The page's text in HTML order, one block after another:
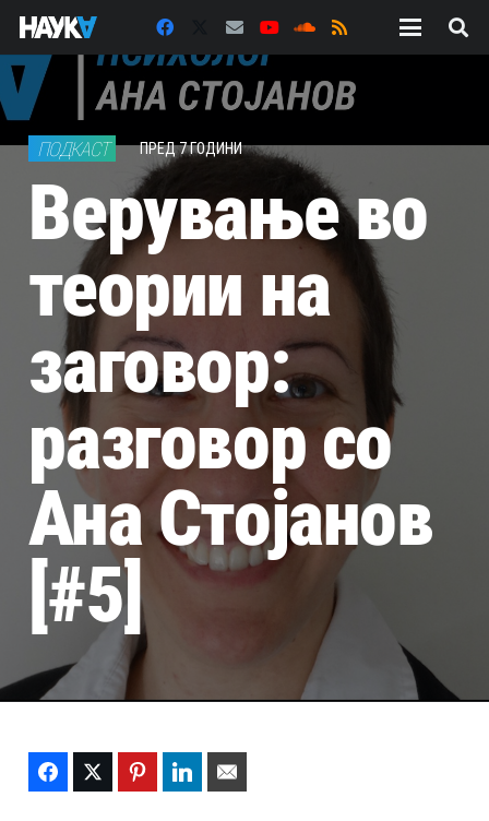
ПОДКАСТ ПРЕД 7 ГОДИНИ
Верување во
теории на
заговор:
разговор со
Ана Стојанов
[#5]
FacebookTwitter PinterestLinkedIn